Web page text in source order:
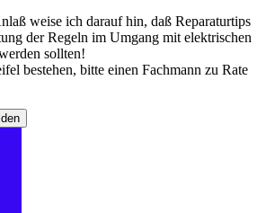
weise ich darauf hin, daß Reparaturtips
der Regeln im Umgang mit elektrischen
sollten!
bestehen, bitte einen Fachmann zu Rate